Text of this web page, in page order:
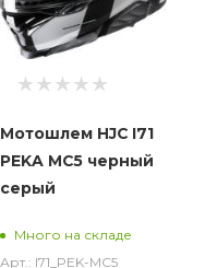
Мотошлем HJC I71
PEKA MC5 черный
серый
Много на складе
Арт.: I71_PEK-MC5